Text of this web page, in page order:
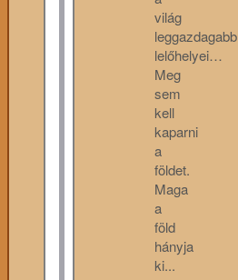
világ
leggazdagabb
lelőhelyei…
Meg
sem
kell
kaparni
a
földet.
Maga
a
föld
hányja
ki...